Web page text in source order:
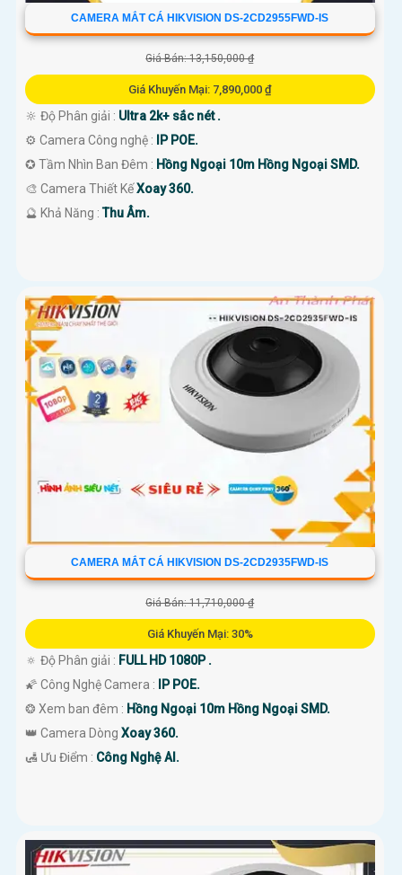
CAMERA MẮT CÁ HIKVISION DS-2CD2955FWD-IS
Giá Bán: 13,150,000 ₫
Giá Khuyến Mại: 7,890,000 ₫
🔆 Độ Phân giải : Ultra 2k+ sắc nét .
⚙ Camera Công nghệ :
IP POE.
✪ Tầm Nhìn Ban Đêm : Hồng Ngoại 10m Hồng Ngoại SMD.
🎨 Camera Thiết KếXoay 360.
️🔮 Khả Năng :Thu Âm.
CAMERA MẮT CÁ HIKVISION DS-2CD2935FWD-IS
Giá Bán: 11,710,000 ₫
Giá Khuyến Mại: 30%
🔅 Độ Phân giải : FULL HD 1080P .
🌠 Công Nghệ Camera :
IP POE.
❂ Xem ban đêm : Hồng Ngoại 10m Hồng Ngoại SMD.
👑 Camera Dòng Xoay 360.
️🛃 Ưu Điểm : Công Nghệ AI.